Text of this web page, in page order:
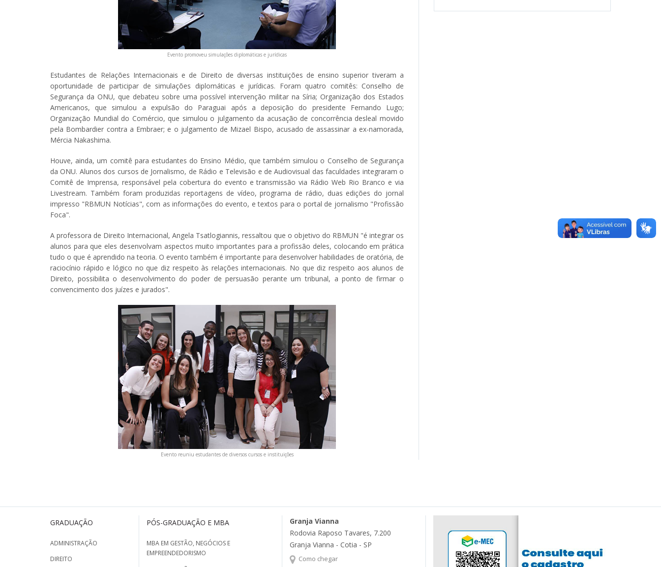
Evento promoveu simulações diplomáticas e jurídicas
Estudantes de Relações Internacionais e de Direito de diversas instituições de ensino superior tiveram a
oportunidade de participar de simulações diplomáticas e jurídicas. Foram quatro comitês: Conselho de
Segurança da ONU, que debateu sobre uma possível intervenção militar na Síria; Organização dos Estados
Americanos, que simulou a expulsão do Paraguai após a deposição do presidente Fernando Lugo;
Organização Mundial do Comércio, que simulou o julgamento da acusação de concorrência desleal movido
pela Bombardier contra a Embraer; e o julgamento de Mizael Bispo, acusado de assassinar a ex-namorada,
Mércia Nakashima.
Houve, ainda, um comitê para estudantes do Ensino Médio, que também simulou o Conselho de Segurança
da ONU. Alunos dos cursos de Jornalismo, de Rádio e Televisão e de Audiovisual das faculdades integraram o
Comitê de Imprensa, responsável pela cobertura do evento e transmissão via Rádio Web Rio Branco e via
Livestream. Também foram produzidas reportagens de vídeo, programa de rádio, duas edições do jornal
impresso "RBMUN Notícias", com as informações do evento, e textos para o portal de jornalismo "Profissão
Foca".
A professora de Direito Internacional, Angela Tsatlogiannis, ressaltou que o objetivo do RBMUN "é integrar os
alunos para que eles desenvolvam aspectos muito importantes para a profissão deles, colocando em prática
tudo o que é aprendido na teoria. O evento também é importante para desenvolver habilidades de oratória, de
raciocínio rápido e lógico no que diz respeito às relações internacionais. No que diz respeito aos alunos de
Direito, possibilita o desenvolvimento do poder de persuasão perante um tribunal, a ponto de firmar o
convencimento dos juízes e jurados".
Evento reuniu estudantes de diversos cursos e instituições
GRADUAÇÃO
ADMINISTRAÇÃO
DIREITO
PÓS-GRADUAÇÃO E MBA
MBA EM GESTÃO, NEGÓCIOS E
EMPREENDEDORISMO
Granja Vianna
Rodovia Raposo Tavares, 7.200
Granja Vianna - Cotia - SP
Como chegar